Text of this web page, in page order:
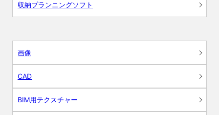
収納プランニングソフト
画像
CAD
BIM用テクスチャー